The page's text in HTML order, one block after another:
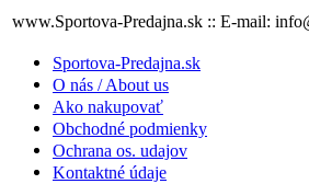
www.Sportova-Predajna.sk :: E-mail:
Sportova-Predajna.sk
O nás / About us
Ako nakupovať
Obchodné podmienky
Ochrana os. udajov
Kontaktné údaje